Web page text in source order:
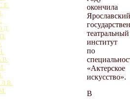
Л.В.
окончила
Ярославский
театральный
институт
по
«Актерское
искусство».
В